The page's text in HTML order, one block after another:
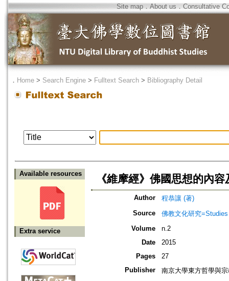
Site map．About us ． Consultative
． Home > Search Engine > Fulltext Search > Bibliography Detail
Available resources
Extra service
《維摩經》佛國思想的內
Author
程恭讓 (著)
Source
佛教文化研究
Volume
n.2
Date
2015
Pages
27
Publisher
南京大學東方哲學與